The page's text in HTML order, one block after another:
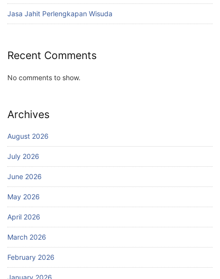
Jasa Jahit Perlengkapan Wisuda
Recent Comments
No comments to show.
Archives
August 2026
July 2026
June 2026
May 2026
April 2026
March 2026
February 2026